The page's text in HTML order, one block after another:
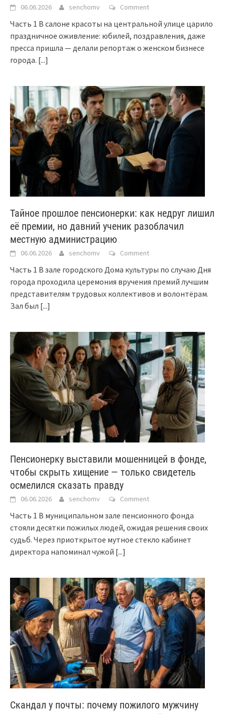
06.06.2026 senchomv Comment
Часть 1 В салоне красоты на центральной улице царило
праздничное оживление: юбилей, поздравления, даже
пресса пришла — делали репортаж о женском бизнесе
города. [...]
Тайное прошлое пенсионерки: как недруг лишил
её премии, но давний ученик разоблачил
местную администрацию
06.06.2026 senchomv Comment
Часть 1 В зале городского Дома культуры по случаю Дня
города проходила церемония вручения премий лучшим
представителям трудовых коллективов и волонтёрам.
Зал был [...]
Пенсионерку выставили мошенницей в фонде,
чтобы скрыть хищение — только свидетель
осмелился сказать правду
06.06.2026 senchomv Comment
Часть 1 В муниципальном зале пенсионного фонда
стояли десятки пожилых людей, ожидая решения своих
судьб. Через приоткрытое мутное стекло кабинет
директора напоминал чужой [...]
Скандал у почты: почему пожилого мужчину